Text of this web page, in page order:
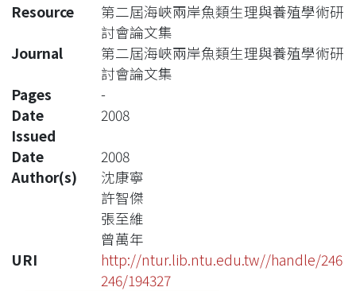
Resource
第二屆海峽兩岸魚類生理與養殖學術研
討會論文集
Journal
第二屆海峽兩岸魚類生理與養殖學術研
討會論文集
Pages
-
Date
Issued
2008
Date
2008
Author(s)
沈康寧
許智傑
張至維
曾萬年
URI
http://ntur.lib.ntu.edu.tw//handle/246
246/194327